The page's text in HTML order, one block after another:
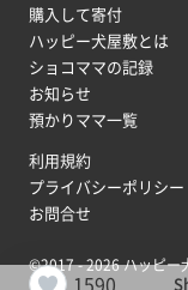
1590
購入して寄付
ハッピー犬屋敷とは
ショコママの記録
お知らせ
預かりママ一覧
©2017 - 2026 ハッピー
利用規約
プライバシーポリシー
お問合せ